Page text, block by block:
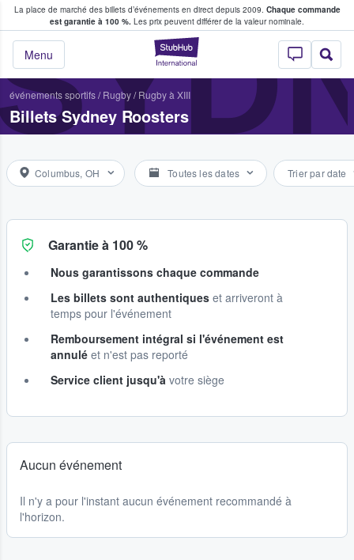
La place de marché des billets d’événements en direct depuis 2009. Chaque commande
est garantie à 100 %. Les prix peuvent différer de la valeur nominale.
StubHub - Où
Menu
fans achètent et vendent des billets
événements sportifs/ Rugby/ Rugby à XIII
Billets Sydney Roosters
Columbus, OH Toutes les dates Trier par date
Garantie à 100 %
Nous garantissons chaque commande
Les billets sont authentiques et arriveront à
temps pour l'événement
Remboursement intégral si l'événement est
annulé et n'est pas reporté
Service client jusqu'à votre siège
Aucun événement
Il n'y a pour l'instant aucun événement recommandé à
l'horizon.